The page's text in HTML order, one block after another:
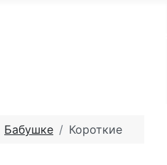
Бабушке Короткие